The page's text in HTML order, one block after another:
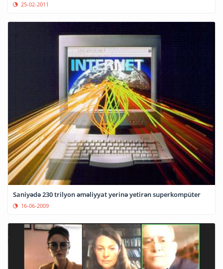
25-02-2011
Saniyədə 230 trilyon əməliyyat yerinə yetirən superkompüter
16-06-2009